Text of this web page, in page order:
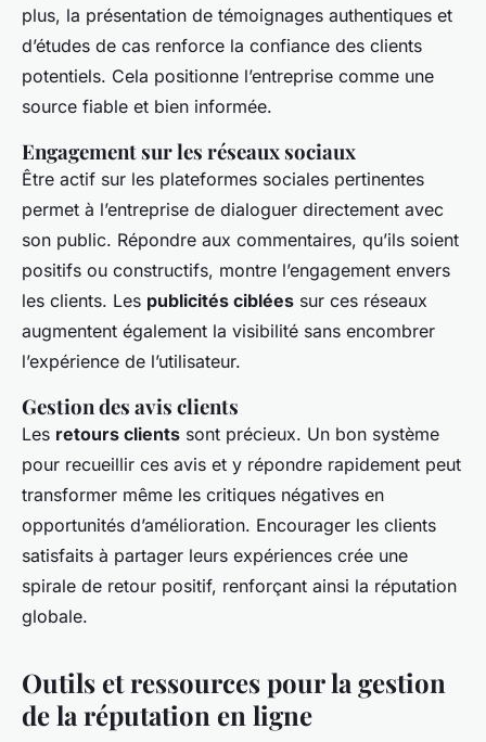
plus, la présentation de témoignages authentiques et
d’études de cas renforce la confiance des clients
potentiels. Cela positionne l’entreprise comme une
source fiable et bien informée.
Engagement sur les réseaux sociaux
Être actif sur les plateformes sociales pertinentes
permet à l’entreprise de dialoguer directement avec
son public. Répondre aux commentaires, qu’ils soient
positifs ou constructifs, montre l’engagement envers
les clients. Les publicités ciblées sur ces réseaux
augmentent également la visibilité sans encombrer
l’expérience de l’utilisateur.
Gestion des avis clients
Les retours clients sont précieux. Un bon système
pour recueillir ces avis et y répondre rapidement peut
transformer même les critiques négatives en
opportunités d’amélioration. Encourager les clients
satisfaits à partager leurs expériences crée une
spirale de retour positif, renforçant ainsi la réputation
globale.
Outils et ressources pour la gestion
de la réputation en ligne